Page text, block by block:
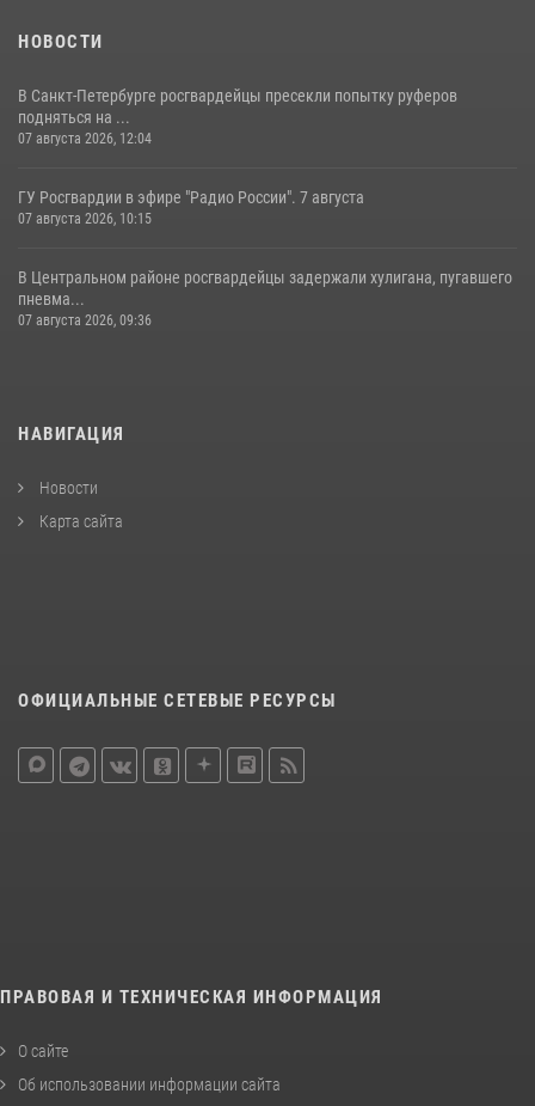
НОВОСТИ
В Санкт-Петербурге росгвардейцы пресекли попытку руферов
подняться на ...
07 августа 2026, 12:04
ГУ Росгвардии в эфире "Радио России". 7 августа
07 августа 2026, 10:15
В Центральном районе росгвардейцы задержали хулигана, пугавшего
пневма...
07 августа 2026, 09:36
НАВИГАЦИЯ
Новости
Карта сайта
ОФИЦИАЛЬНЫЕ СЕТЕВЫЕ РЕСУРСЫ
ПРАВОВАЯ И ТЕХНИЧЕСКАЯ ИНФОРМАЦИЯ
О сайте
Об использовании информации сайта